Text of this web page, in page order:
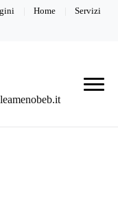
Home Servizi